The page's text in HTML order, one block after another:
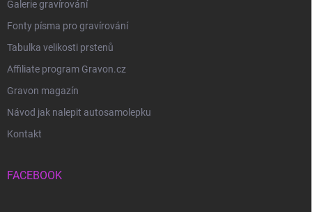
Galerie gravírování
Fonty písma pro gravírování
Tabulka velikosti prstenů
Affiliate program Gravon.cz
Gravon magazín
Návod jak nalepit autosamolepku
Kontakt
FACEBOOK